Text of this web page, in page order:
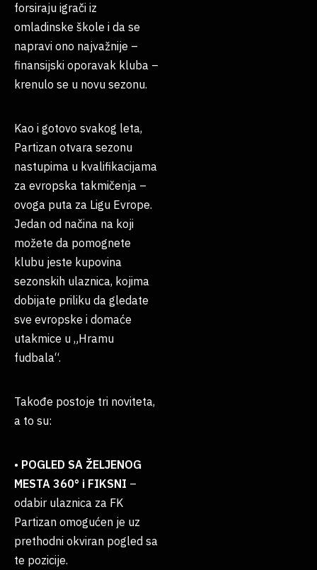
forsiraju igrači iz
omladinske škole i da se
napravi ono najvažnije –
finansijski oporavak kluba –
krenulo se u novu sezonu.
Kao i gotovo svakog leta,
Partizan otvara sezonu
nastupima u kvalifikacijama
za evropska takmičenja –
ovoga puta za Ligu Evrope.
Jedan od načina na koji
možete da pomognete
klubu jeste kupovina
sezonskih ulaznica, kojima
dobijate priliku da gledate
sve evropske i domaće
utakmice u „Hramu
fudbala“.
Takođe postoje tri noviteta,
a to su:
• POGLED SA ŽELJENOG
MESTA 360° i FIKSNI –
odabir ulaznica za FK
Partizan omogućen je uz
prethodni okviran pogled sa
te pozicije.